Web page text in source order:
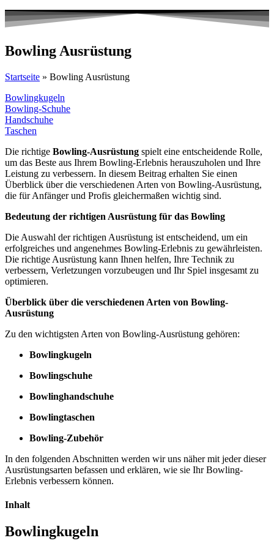
Bowling Ausrüstung
Startseite » Bowling Ausrüstung
Bowlingkugeln
Bowling-Schuhe
Handschuhe
Taschen
Die richtige Bowling-Ausrüstung spielt eine entscheidende Rolle,
um das Beste aus Ihrem Bowling-Erlebnis herauszuholen und Ihre
Leistung zu verbessern. In diesem Beitrag erhalten Sie einen
Überblick über die verschiedenen Arten von Bowling-Ausrüstung,
die für Anfänger und Profis gleichermaßen wichtig sind.
Bedeutung der richtigen Ausrüstung für das Bowling
Die Auswahl der richtigen Ausrüstung ist entscheidend, um ein
erfolgreiches und angenehmes Bowling-Erlebnis zu gewährleisten.
Die richtige Ausrüstung kann Ihnen helfen, Ihre Technik zu
verbessern, Verletzungen vorzubeugen und Ihr Spiel insgesamt zu
optimieren.
Überblick über die verschiedenen Arten von Bowling-
Ausrüstung
Zu den wichtigsten Arten von Bowling-Ausrüstung gehören:
Bowlingkugeln
Bowlingschuhe
Bowlinghandschuhe
Bowlingtaschen
Bowling-Zubehör
In den folgenden Abschnitten werden wir uns näher mit jeder dieser
Ausrüstungsarten befassen und erklären, wie sie Ihr Bowling-
Erlebnis verbessern können.
Inhalt
Bowlingkugeln